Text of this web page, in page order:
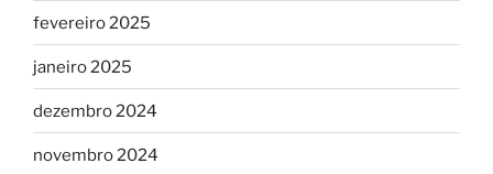
fevereiro 2025
janeiro 2025
dezembro 2024
novembro 2024